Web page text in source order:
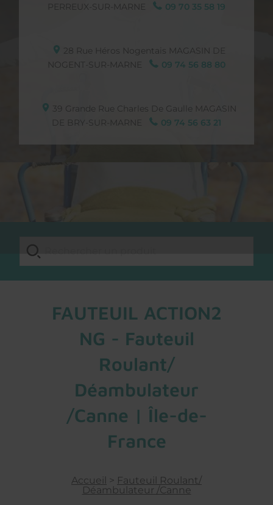
PERREUX-SUR-MARNE
09 70 35 58 19
28 Rue Héros Nogentais
MAGASIN DE
NOGENT-SUR-MARNE
09 74 56 88 80
39 Grande Rue Charles De Gaulle
MAGASIN
DE BRY-SUR-MARNE
09 74 56 63 21
FAUTEUIL ACTION2
NG - Fauteuil
Roulant/
Déambulateur
/Canne | Île-de-
France
Accueil > Fauteuil Roulant/
Déambulateur /Canne